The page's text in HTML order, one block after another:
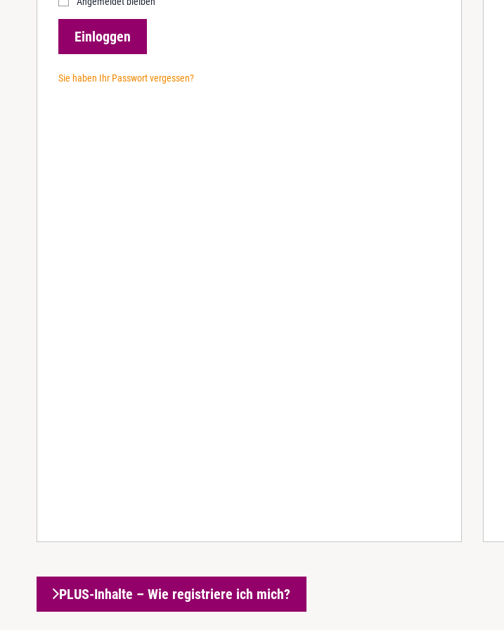
d
Einloggen
Sie haben Ihr Passwort vergessen?
PLUS-Inhalte – Wie registriere ich mich?